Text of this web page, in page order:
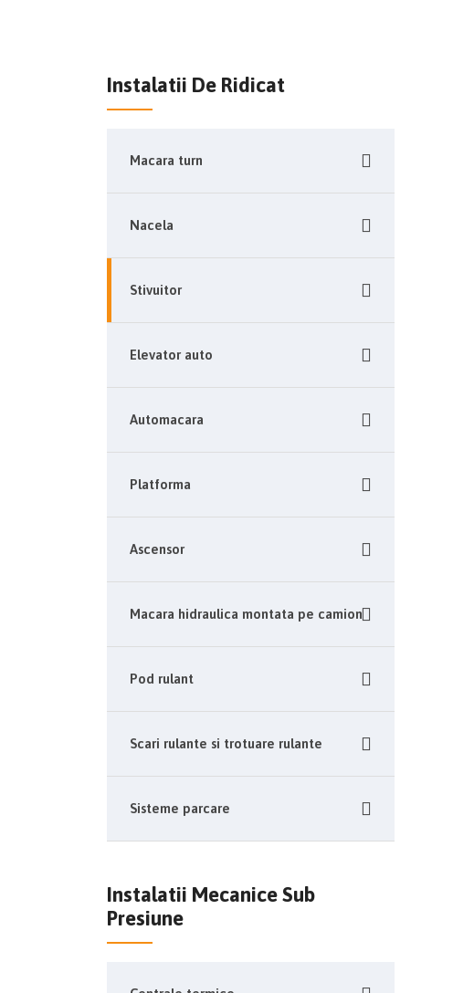
Instalatii De Ridicat
Macara turn
Nacela
Stivuitor
Elevator auto
Automacara
Platforma
Ascensor
Macara hidraulica montata pe camion
Pod rulant
Scari rulante si trotuare rulante
Sisteme parcare
Instalatii Mecanice Sub
Presiune